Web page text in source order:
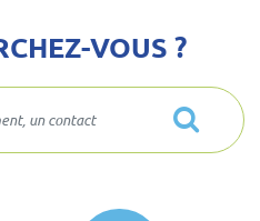
VOUS ?
Rechercher